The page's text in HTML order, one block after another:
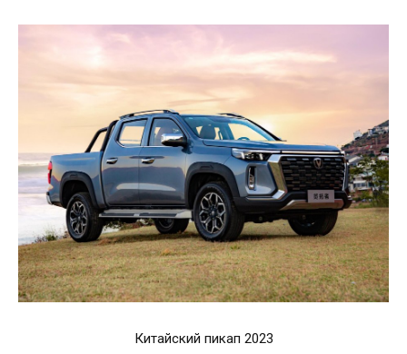
Китайский пикап 2023